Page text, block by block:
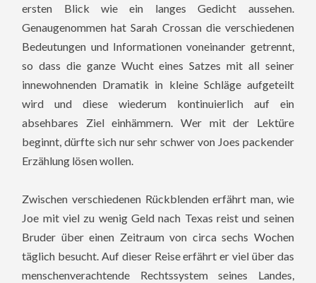
ersten Blick wie ein langes Gedicht aussehen.
Genaugenommen hat Sarah Crossan die verschiedenen
Bedeutungen und Informationen voneinander getrennt,
so dass die ganze Wucht eines Satzes mit all seiner
innewohnenden Dramatik in kleine Schläge aufgeteilt
wird und diese wiederum kontinuierlich auf ein
absehbares Ziel einhämmern. Wer mit der Lektüre
beginnt, dürfte sich nur sehr schwer von Joes packender
Erzählung lösen wollen.
Zwischen verschiedenen Rückblenden erfährt man, wie
Joe mit viel zu wenig Geld nach Texas reist und seinen
Bruder über einen Zeitraum von circa sechs Wochen
täglich besucht. Auf dieser Reise erfährt er viel über das
menschenverachtende Rechtssystem seines Landes,